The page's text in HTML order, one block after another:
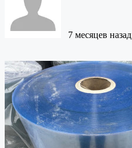
7 месяцев назад